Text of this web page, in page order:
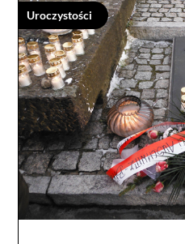
Uroczystości